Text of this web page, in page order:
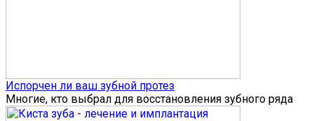
Испорчен ли ваш зубной протез
Многие, кто выбрал для восстановления зубного ряда